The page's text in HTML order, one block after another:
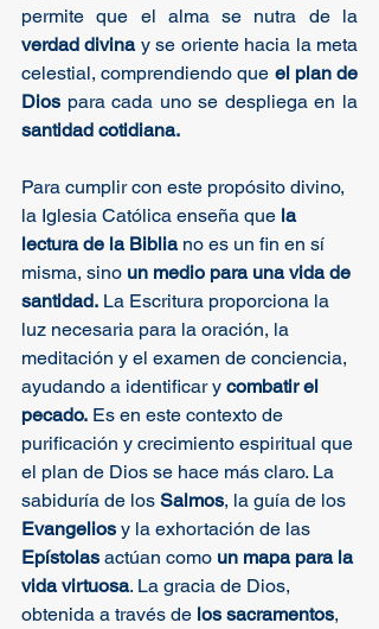
verdad divina y se oriente hacia la meta
celestial, comprendiendo que el plan de
Dios
santidad cotidiana.
Para cumplir con este propósito divino,
la Iglesia Católica enseña que la
lectura de la Biblia no es un fin en sí
misma, sino un medio para una vida de
santidad. La Escritura proporciona la
luz necesaria para la oración, la
meditación y el examen de conciencia,
ayudando a identificar y combatir el
pecado. Es en este contexto de
purificación y crecimiento espiritual que
el plan de Dios se hace más claro. La
sabiduría de los Salmos, la guía de los
Evangelios y la exhortación de las
Epístolas actúan como un mapa para la
vida virtuosa. La gracia de Dios,
obtenida a través de los sacramentos,